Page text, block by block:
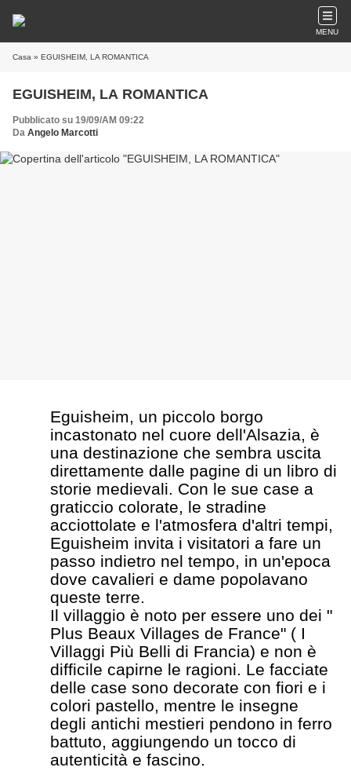
MENU
Casa » EGUISHEIM, LA ROMANTICA
EGUISHEIM, LA ROMANTICA
Pubblicato su 19/09/AM 09:22
Da Angelo Marcotti
Eguisheim, un piccolo borgo
incastonato nel cuore dell'Alsazia, è
una destinazione che sembra uscita
direttamente dalle pagine di un libro di
storie medievali. Con le sue case a
graticcio colorate, le stradine
acciottolate e l'atmosfera d'altri tempi,
Eguisheim invita i visitatori a fare un
passo indietro nel tempo, in un'epoca
dove cavalieri e dame popolavano
queste terre.
Il villaggio è noto per essere uno dei "
Plus Beaux Villages de France" ( I
Villaggi Più Belli di Francia) e non è
difficile capirne le ragioni. Le facciate
delle case sono decorate con fiori e i
colori pastello, mentre le insegne
degli antichi mestieri pendono in ferro
battuto, aggiungendo un tocco di
autenticità e fascino.